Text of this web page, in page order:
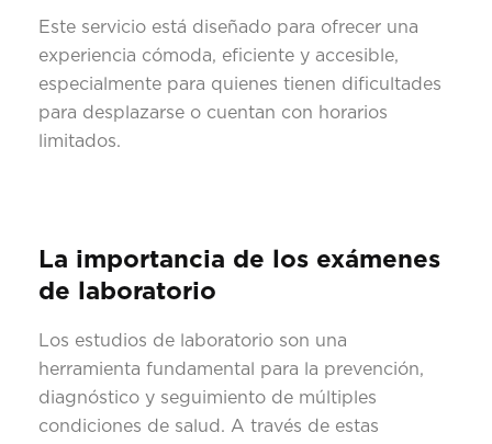
Este servicio está diseñado para ofrecer una
experiencia cómoda, eficiente y accesible,
especialmente para quienes tienen dificultades
para desplazarse o cuentan con horarios
limitados.
La importancia de los exámenes
de laboratorio
Los estudios de laboratorio son una
herramienta fundamental para la prevención,
diagnóstico y seguimiento de múltiples
condiciones de salud. A través de estas